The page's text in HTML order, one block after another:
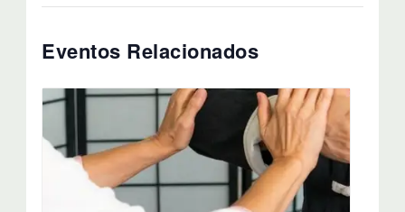
Eventos Relacionados